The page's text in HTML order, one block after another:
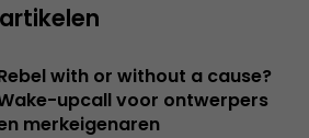
with or without a cause?
upcall voor ontwerpers
merkeigenaren